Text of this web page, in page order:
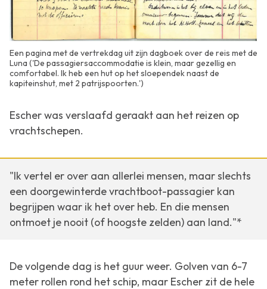
Een pagina met de vertrekdag uit zijn dagboek over de reis met de
Luna ('De passagiersaccommodatie is klein, maar gezellig en
comfortabel. Ik heb een hut op het sloependek naast de
kapiteinshut, met 2 patrijspoorten.')
Escher was verslaafd geraakt aan het reizen op
vrachtschepen.
"Ik vertel er over aan allerlei mensen, maar slechts
een doorgewinterde vrachtboot-passagier kan
begrijpen waar ik het over heb. En die mensen
ontmoet je nooit (of hoogste zelden) aan land."*
De volgende dag is het guur weer. Golven van 6-7
meter rollen rond het schip, maar Escher zit de hele